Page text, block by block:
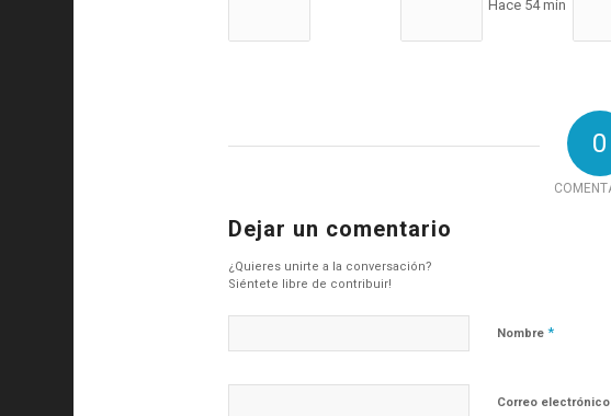
0
Dejar un comentario
¿Quieres unirte a la conversación?
Siéntete libre de contribuir!
Nombre *
Correo electrónico